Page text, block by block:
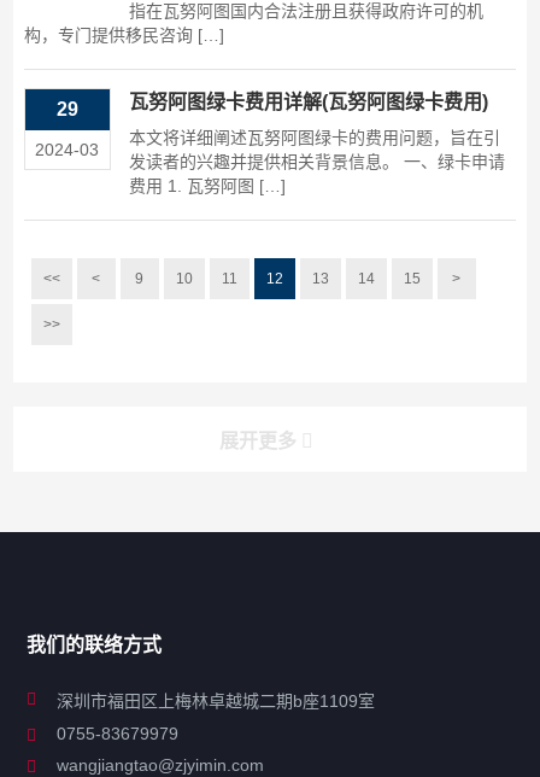
指在瓦努阿图国内合法注册且获得政府许可的机
构，专门提供移民咨询 […]
29
2024-03
瓦努阿图绿卡费用详解(瓦努阿图绿卡费用)
本文将详细阐述瓦努阿图绿卡的费用问题，旨在引
发读者的兴趣并提供相关背景信息。 一、绿卡申请
费用 1. 瓦努阿图 […]
<< < 9 10 11 12 13 14 15 >
>>
展开更多
联系凯发ag旗舰厅
我们的联络方式
深圳市福田区上梅林卓越城二期b座1109室
0755-83679979
wangjiangtao@zjyimin.com